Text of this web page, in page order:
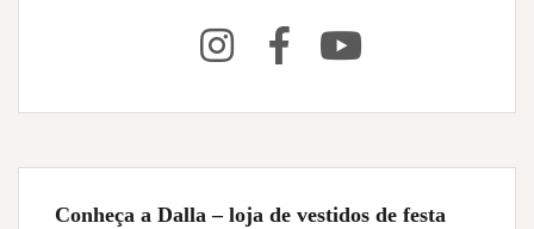
Conheça a Dalla – loja de vestidos de festa